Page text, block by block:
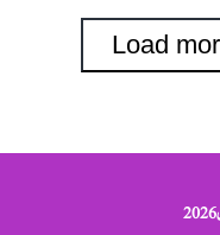
Load